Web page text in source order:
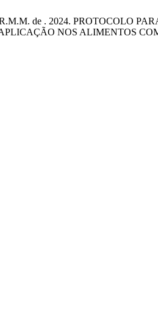
de . 2024. PROTOCOLO
NOS ALIMENTOS